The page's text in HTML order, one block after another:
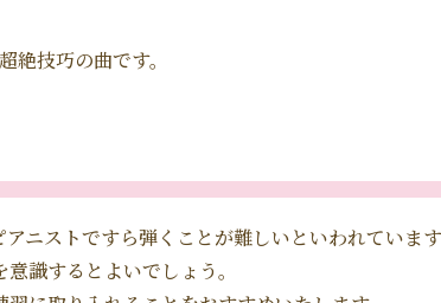
技巧の曲です。
ニストですら弾くことが難しいといわれていま
識するとよいでしょう。